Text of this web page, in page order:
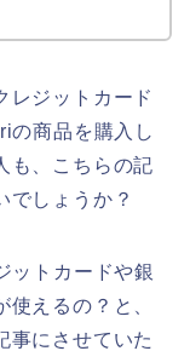
レジットカード
の商品を購入し
も、こちらの記
でしょうか？
ットカードや銀
えるの？と、
事にさせていた